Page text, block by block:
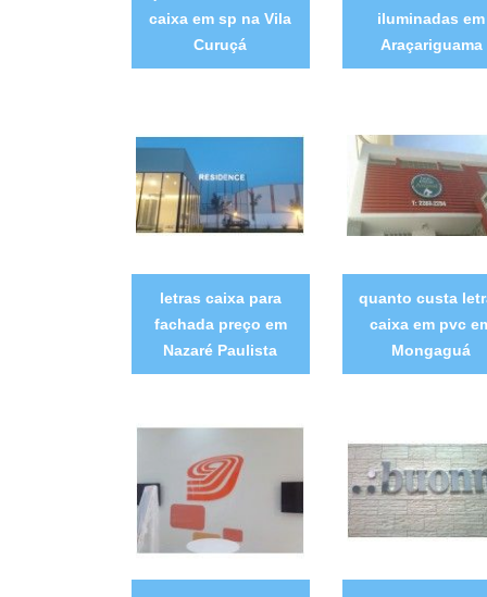
caixa em sp na Vila
Curuçá
iluminadas em
Araçariguama
letras caixa para
fachada preço em
Nazaré Paulista
quanto custa
caixa em pvc
Mongaguá